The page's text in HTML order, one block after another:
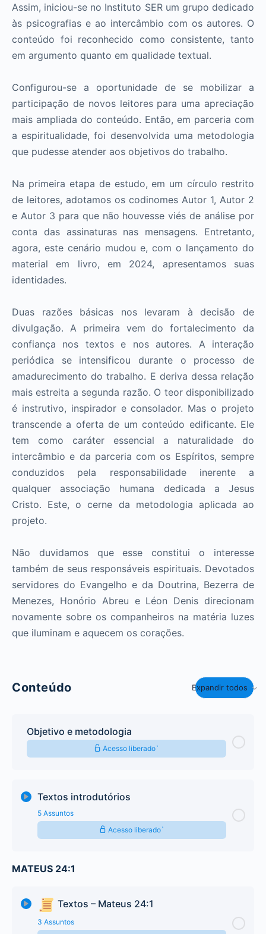
Assim, iniciou-se no Instituto SER um grupo dedicado
às psicografias e ao intercâmbio com os autores. O
conteúdo foi reconhecido como consistente, tanto
em argumento quanto em qualidade textual.
Configurou-se a oportunidade de se mobilizar a
participação de novos leitores para uma apreciação
mais ampliada do conteúdo. Então, em parceria com
a espiritualidade, foi desenvolvida uma metodologia
que pudesse atender aos objetivos do trabalho.
Na primeira etapa de estudo, em um círculo restrito
de leitores, adotamos os codinomes Autor 1, Autor 2
e Autor 3 para que não houvesse viés de análise por
conta das assinaturas nas mensagens. Entretanto,
agora, este cenário mudou e, com o lançamento do
material em livro, em 2024, apresentamos suas
identidades.
Duas razões básicas nos levaram à decisão de
divulgação. A primeira vem do fortalecimento da
confiança nos textos e nos autores. A interação
periódica se intensificou durante o processo de
amadurecimento do trabalho. E deriva dessa relação
mais estreita a segunda razão. O teor disponibilizado
é instrutivo, inspirador e consolador. Mas o projeto
transcende a oferta de um conteúdo edificante. Ele
tem como caráter essencial a naturalidade do
intercâmbio e da parceria com os Espíritos, sempre
conduzidos pela responsabilidade inerente a
qualquer associação humana dedicada a Jesus
Cristo. Este, o cerne da metodologia aplicada ao
projeto.
Não duvidamos que esse constitui o interesse
também de seus responsáveis espirituais. Devotados
servidores do Evangelho e da Doutrina, Bezerra de
Menezes, Honório Abreu e Léon Denis direcionam
novamente sobre os companheiros na matéria luzes
que iluminam e aquecem os corações.
Conteúdo Expandir todos
Objetivo e metodologia
Acesso liberado`
Textos introdutórios
5 Assuntos
Acesso liberado`
Conteúdo do Texto
Texto introdutório | Bezerra de Menezes | Jesus e
superação
MATEUS 24:1
Textos – Mateus 24:1
3 Assuntos